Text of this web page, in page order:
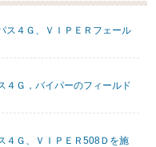
ス４Ｇ、ＶＩＰＥＲフェール
４Ｇ，バイパーのフィールド
４Ｇ、ＶＩＰＥＲ508Ｄを施